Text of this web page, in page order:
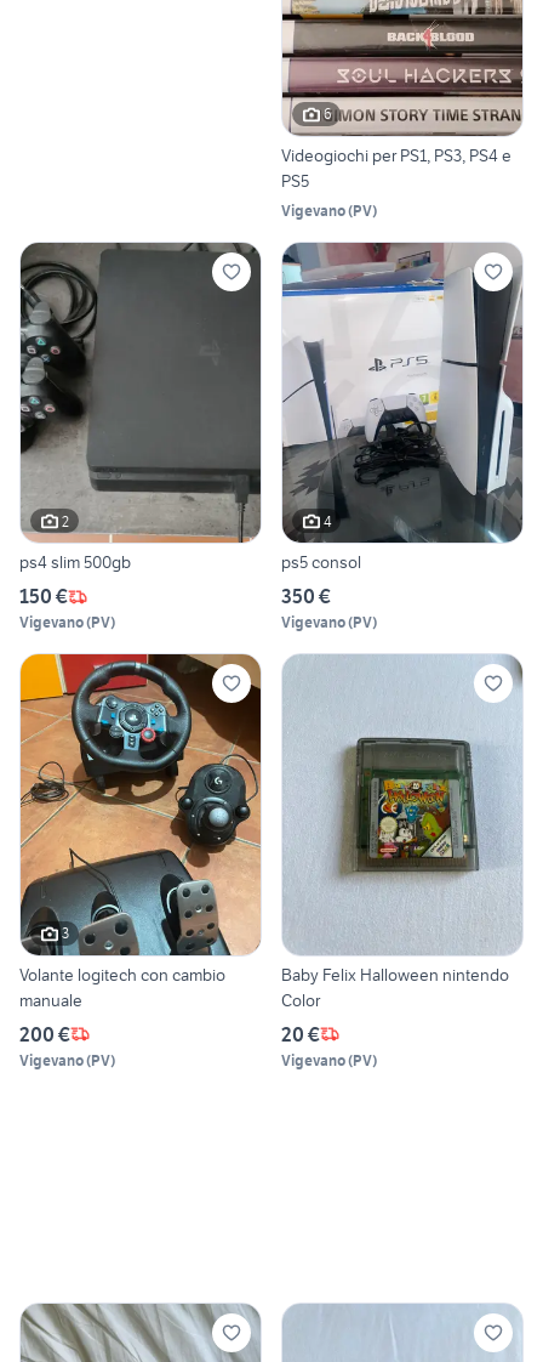
6
Videogiochi per PS1, PS3, PS4 e
PS5
Vigevano(PV)
2
ps4 slim 500gb
150 €
Vigevano(PV)
4
ps5 consol
350 €
Vigevano(PV)
3
Volante logitech con cambio
manuale
200 €
Vigevano(PV)
Baby Felix Halloween nintendo
Color
20 €
Vigevano(PV)